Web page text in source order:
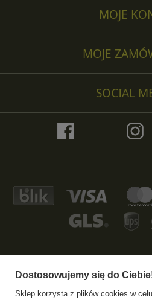
MOJE
MOJE
SOCIAL
+48 533 372 997
SpecShop.pl,Bałtycka 6,
Dostosowujemy się do
Sklep korzysta z plików cookies w